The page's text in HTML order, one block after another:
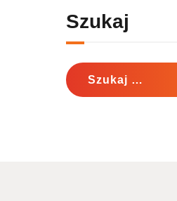
Szukaj
Szukaj: